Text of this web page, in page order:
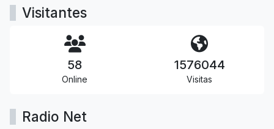
Visitantes
58
Online
1576044
Visitas
Radio Net